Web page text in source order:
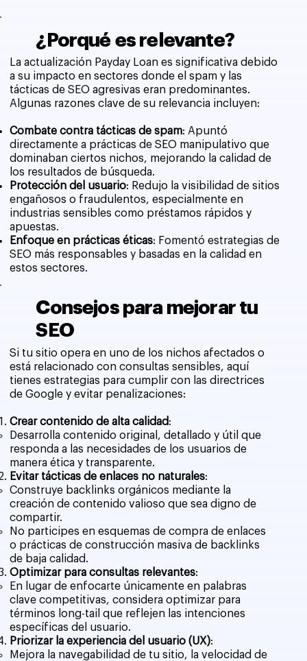
¿Porqué es relevante?
La actualización Payday Loan es significativa debido
a su impacto en sectores donde el spam y las
tácticas de SEO agresivas eran predominantes.
Algunas razones clave de su relevancia incluyen:
Combate contra tácticas de spam: Apuntó
directamente a prácticas de SEO manipulativo que
dominaban ciertos nichos, mejorando la calidad de
los resultados de búsqueda.
Protección del usuario: Redujo la visibilidad de sitios
engañosos o fraudulentos, especialmente en
industrias sensibles como préstamos rápidos y
apuestas.
Enfoque en prácticas éticas: Fomentó estrategias de
SEO más responsables y basadas en la calidad en
estos sectores.
Consejos para mejorar tu
SEO
Si tu sitio opera en uno de los nichos afectados o
está relacionado con consultas sensibles, aquí
tienes estrategias para cumplir con las directrices
de Google y evitar penalizaciones:
Crear contenido de alta calidad:
Desarrolla contenido original, detallado y útil que
responda a las necesidades de los usuarios de
manera ética y transparente.
Evitar tácticas de enlaces no naturales:
Construye backlinks orgánicos mediante la
creación de contenido valioso que sea digno de
compartir.
No participes en esquemas de compra de enlaces
o prácticas de construcción masiva de backlinks
de baja calidad.
Optimizar para consultas relevantes:
En lugar de enfocarte únicamente en palabras
clave competitivas, considera optimizar para
términos long-tail que reflejen las intenciones
específicas del usuario.
Priorizar la experiencia del usuario (UX):
Mejora la navegabilidad de tu sitio, la velocidad de